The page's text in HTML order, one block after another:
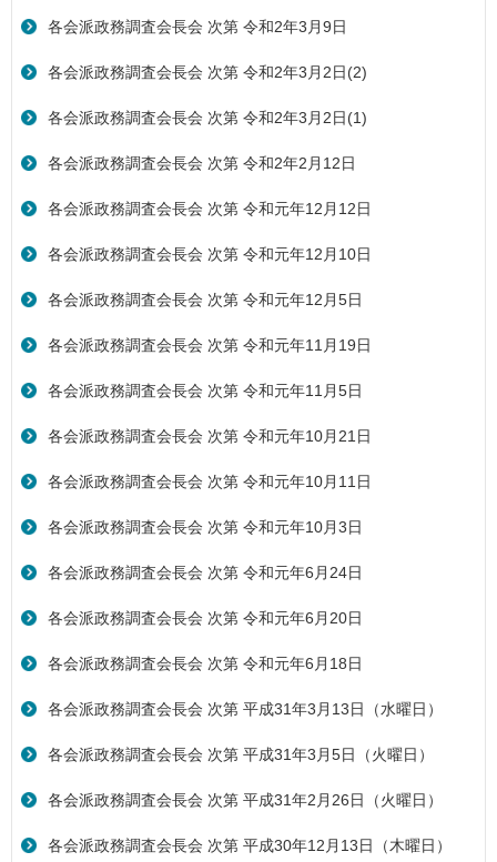
各会派政務調査会長会 次第 令和2年3月9日
各会派政務調査会長会 次第 令和2年3月2日(2)
各会派政務調査会長会 次第 令和2年3月2日(1)
各会派政務調査会長会 次第 令和2年2月12日
各会派政務調査会長会 次第 令和元年12月12日
各会派政務調査会長会 次第 令和元年12月10日
各会派政務調査会長会 次第 令和元年12月5日
各会派政務調査会長会 次第 令和元年11月19日
各会派政務調査会長会 次第 令和元年11月5日
各会派政務調査会長会 次第 令和元年10月21日
各会派政務調査会長会 次第 令和元年10月11日
各会派政務調査会長会 次第 令和元年10月3日
各会派政務調査会長会 次第 令和元年6月24日
各会派政務調査会長会 次第 令和元年6月20日
各会派政務調査会長会 次第 令和元年6月18日
各会派政務調査会長会 次第 平成31年3月13日（水曜日）
各会派政務調査会長会 次第 平成31年3月5日（火曜日）
各会派政務調査会長会 次第 平成31年2月26日（火曜日）
各会派政務調査会長会 次第 平成30年12月13日（木曜日）